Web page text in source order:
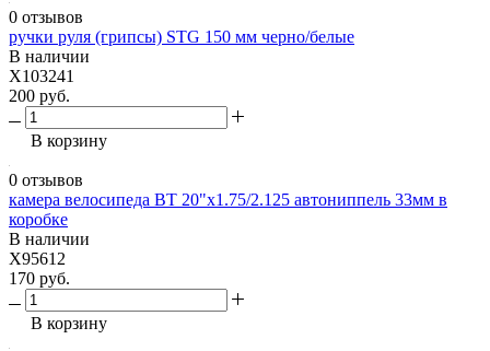
0 отзывов
ручки руля (грипсы) STG 150 мм черно/белые
В наличии
X103241
200 руб.
В корзину
0 отзывов
камера велосипеда BT 20"x1.75/2.125 автониппель 33мм в
коробке
В наличии
X95612
170 руб.
В корзину